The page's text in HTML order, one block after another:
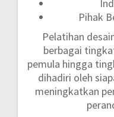
Pihak
Pelatihan
berbagai
pemula hingga
dihadiri oleh
meningkatkan